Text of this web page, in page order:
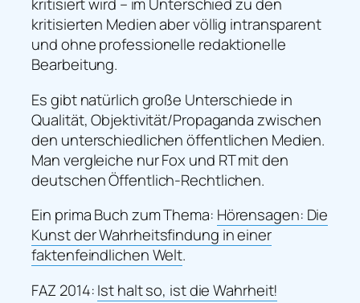
kritisiert wird – im Unterschied zu den
kritisierten Medien aber völlig intransparent
und ohne professionelle redaktionelle
Bearbeitung.
Es gibt natürlich große Unterschiede in
Qualität, Objektivität/Propaganda zwischen
den unterschiedlichen öffentlichen Medien.
Man vergleiche nur Fox und RT mit den
deutschen Öffentlich-Rechtlichen.
Ein prima Buch zum Thema: Hörensagen: Die
Kunst der Wahrheitsfindung in einer
faktenfeindlichen Welt.
FAZ 2014:Ist halt so, ist die Wahrheit!